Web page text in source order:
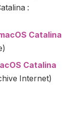
:
Catalina
Catalina
Internet)